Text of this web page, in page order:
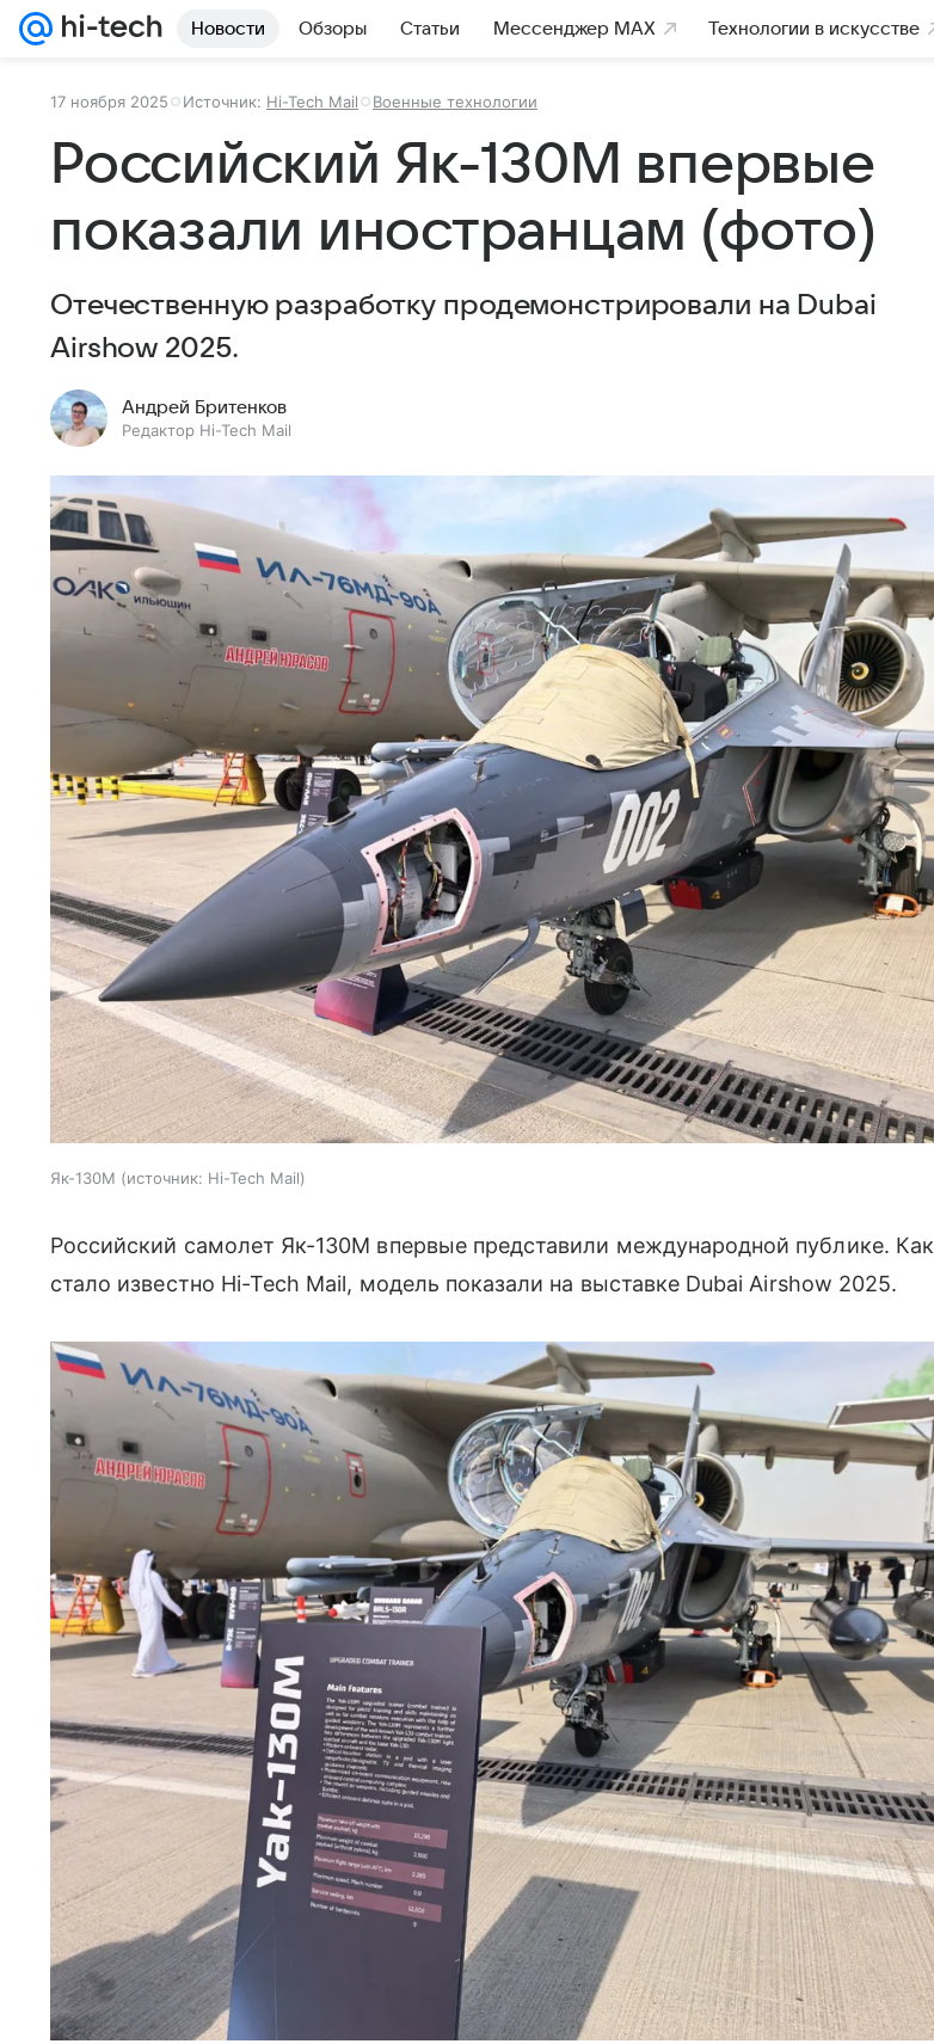
Новости Обзоры Статьи Мессенджер MAX Технологии в искусстве
17 ноября 2025 Источник: Hi-Tech Mail Военные технологии
Российский Як-130М впервые
показали иностранцам (фото)
Отечественную разработку продемонстрировали на Dubai
Airshow 2025.
Андрей Бритенков
Редактор Hi-Tech Mail
Як-130М источник: Hi-Tech Mail
Российский самолет Як-130М впервые представили международной публике. Как
стало известно Hi-Tech Mail, модель показали на выставке Dubai Airshow 2025.